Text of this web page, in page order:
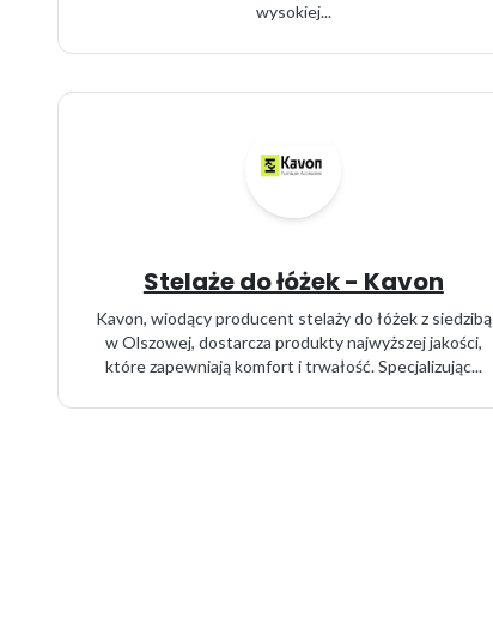
wysokiej...
Stelaże do łóżek - Kavon
Kavon, wiodący producent stelaży do łóżek z siedzibą
w Olszowej, dostarcza produkty najwyższej jakości,
które zapewniają komfort i trwałość. Specjalizując...